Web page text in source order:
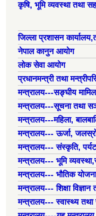
कृषि, भूमि व्यवस्था तथा
जिल्ला प्रशासन
नेपाल कानुन आयोग
लोक सेवा आयोग
प्रधानमन्त्री तथा
मन्त्रालय---सङ्घीय
मन्त्रालय---सूचना तथा
मन्त्रालय---महिला,
मन्त्रालय--- ऊर्जा,
मन्त्रालय--- संस्कृति,
मन्त्रालय--- भूमि
मन्त्रालय--- भौतिक
मन्त्रालय--- शिक्षा
मन्त्रालय--- स्वास्थ्य